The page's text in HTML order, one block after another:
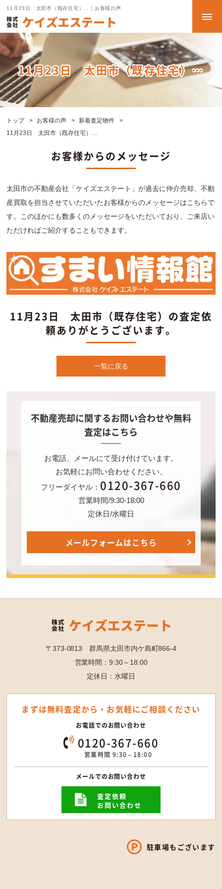
11月23日 太田市（既存住宅）…｜お客様の声
11月23日 太田市（既存住宅）…
トップ お客様の声
新着査定物件
11月23日 太田市（既存住宅）…
お客様からのメッセージ
太田市の不動産会社「ケイズエステート」が過去に仲介売却、不動
産買取を担当させていただいたお客様からのメッセージはこちらで
す。このほかにも数多くのメッセージをいただいており、ご来店い
ただければご紹介することもできます。
11月23日 太田市（既存住宅）の査定依
頼ありがとうございます。
一覧に戻る
不動産売却に関するお問い合わせや無料
査定はこちら
お電話、メールにて受け付けています。
お気軽にお問い合わせください。
フリーダイヤル： 0120-367-660
営業時間/9:30-18:00
定休日/水曜日
メールフォームはこちら
〒373-0813 群馬県太田市内ケ島町866-4
営業時間：9:30～18:00
定休日：水曜日
まずは無料査定から・ お気軽にご相談ください
お電話でのお問い合わせ
0120-367-660
営業時間 9:30～18:00
メールでのお問い合わせ
査定依頼
お問い合わせ
駐車場もございます